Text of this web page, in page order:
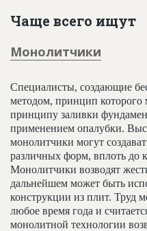
Пресс-релизы
Правила работы
Контакты
Личный кабинет
Чаще всего ищут
Монолитчики
Специалисты, создающие
методом, принцип
принципу заливки
применением опалубки.
монолитчики могут
различных форм, вплоть до
Монолитчики возводят
дальнейшем может быть
конструкции из плит. Труд
любое время года и
монолитной технологии